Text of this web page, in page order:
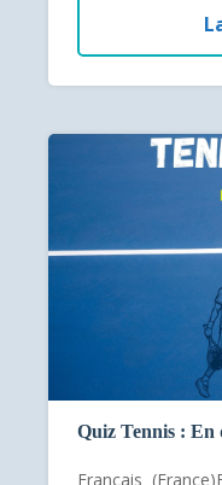
Quiz Tennis : En
Français